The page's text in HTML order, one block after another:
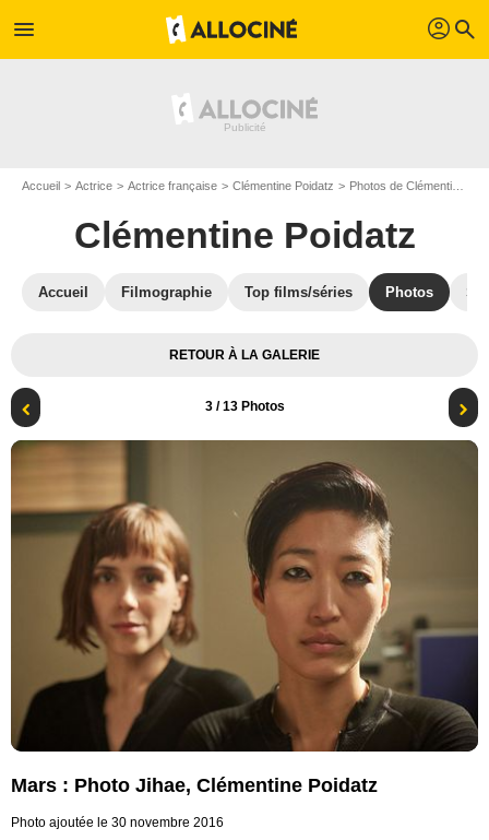
menu profil search
Accueil Actrice Actrice française Clémentine Poidatz Photos de Clémentine Poidatz
Clémentine Poidatz
Accueil Filmographie Top films/séries Photos
RETOUR À LA GALERIE
3/ 13 Photos
Mars : Photo Jihae, Clémentine Poidatz
Photo ajoutée le 30 novembre 2016